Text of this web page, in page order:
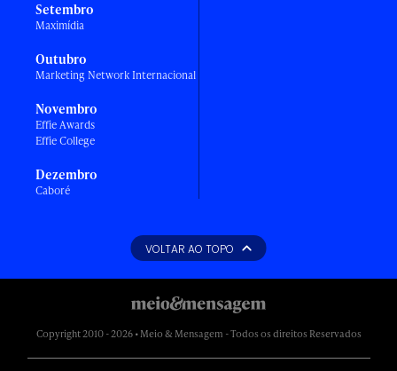
Setembro
Maximídia
Outubro
Marketing Network Internacional
Novembro
Effie Awards
Effie College
Dezembro
Caboré
VOLTAR AO TOPO
Copyright 2010 - 2026 • Meio & Mensagem - Todos os direitos Reservados